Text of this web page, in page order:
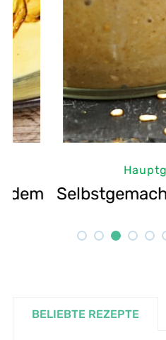
Selbstgemachte
BELIEBTE REZEPTE